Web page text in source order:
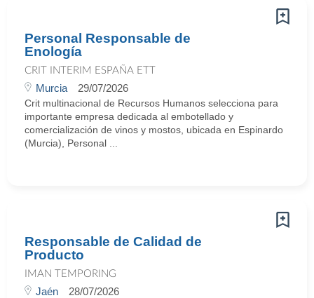
Personal Responsable de
Enología
CRIT INTERIM ESPAÑA ETT
Murcia 29/07/2026
Crit multinacional de Recursos Humanos selecciona para
importante empresa dedicada al embotellado y
comercialización de vinos y mostos, ubicada en Espinardo
(Murcia), Personal ...
Responsable de Calidad de
Producto
IMAN TEMPORING
Jaén 28/07/2026